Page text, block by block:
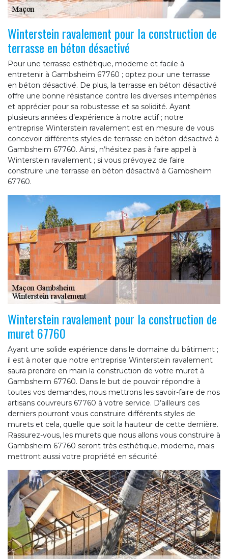
Winterstein ravalement pour la construction de
terrasse en béton désactivé
Pour une terrasse esthétique, moderne et facile à
entretenir à Gambsheim 67760 ; optez pour une terrasse
en béton désactivé. De plus, la terrasse en béton désactivé
offre une bonne résistance contre les diverses intempéries
et apprécier pour sa robustesse et sa solidité. Ayant
plusieurs années d’expérience à notre actif ; notre
entreprise Winterstein ravalement est en mesure de vous
concevoir différents styles de terrasse en béton désactivé à
Gambsheim 67760. Ainsi, n’hésitez pas à faire appel à
Winterstein ravalement ; si vous prévoyez de faire
construire une terrasse en béton désactivé à Gambsheim
67760.
Winterstein ravalement pour la construction de
muret 67760
Ayant une solide expérience dans le domaine du bâtiment ;
il est à noter que notre entreprise Winterstein ravalement
saura prendre en main la construction de votre muret à
Gambsheim 67760. Dans le but de pouvoir répondre à
toutes vos demandes, nous mettrons les savoir-faire de nos
artisans couvreurs 67760 à votre service. D’ailleurs ces
derniers pourront vous construire différents styles de
murets et cela, quelle que soit la hauteur de cette dernière.
Rassurez-vous, les murets que nous allons vous construire à
Gambsheim 67760 seront très esthétique, moderne, mais
mettront aussi votre propriété en sécurité.